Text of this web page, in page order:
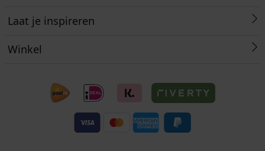
Laat je inspireren
Winkel